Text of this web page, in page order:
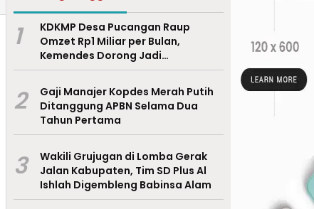
1
KDKMP Desa Pucangan Raup
Omzet Rp1 Miliar per Bulan,
Kemendes Dorong Jadi
Percontohan Nasional
2
Gaji Manajer Kopdes Merah Putih
Ditanggung APBN Selama Dua
Tahun Pertama
3
Wakili Grujugan di Lomba Gerak
Jalan Kabupaten, Tim SD Plus Al
Ishlah Digembleng Babinsa Alam